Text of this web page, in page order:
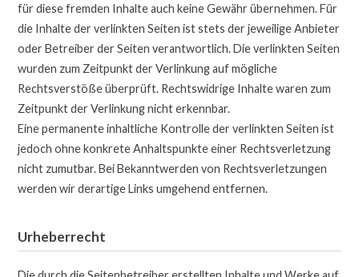
für diese fremden Inhalte auch keine Gewähr übernehmen. Für
die Inhalte der verlinkten Seiten ist stets der jeweilige Anbieter
oder Betreiber der Seiten verantwortlich. Die verlinkten Seiten
wurden zum Zeitpunkt der Verlinkung auf mögliche
Rechtsverstöße überprüft. Rechtswidrige Inhalte waren zum
Zeitpunkt der Verlinkung nicht erkennbar.
Eine permanente inhaltliche Kontrolle der verlinkten Seiten ist
jedoch ohne konkrete Anhaltspunkte einer Rechtsverletzung
nicht zumutbar. Bei Bekanntwerden von Rechtsverletzungen
werden wir derartige Links umgehend entfernen.
Urheberrecht